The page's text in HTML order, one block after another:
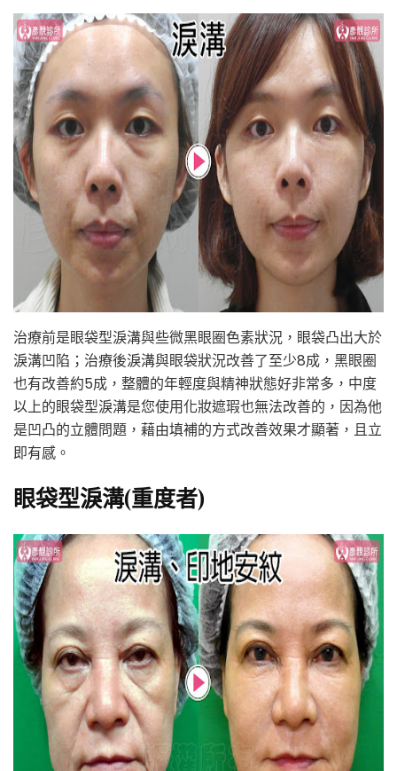
治療前是眼袋型淚溝與些微黑眼圈色素狀況，眼袋凸出大於
淚溝凹陷；治療後淚溝與眼袋狀況改善了至少8成，黑眼圈
也有改善約5成，整體的年輕度與精神狀態好非常多，中度
以上的眼袋型淚溝是您使用化妝遮瑕也無法改善的，因為他
是凹凸的立體問題，藉由填補的方式改善效果才顯著，且立
即有感。
眼袋型淚溝(重度者)